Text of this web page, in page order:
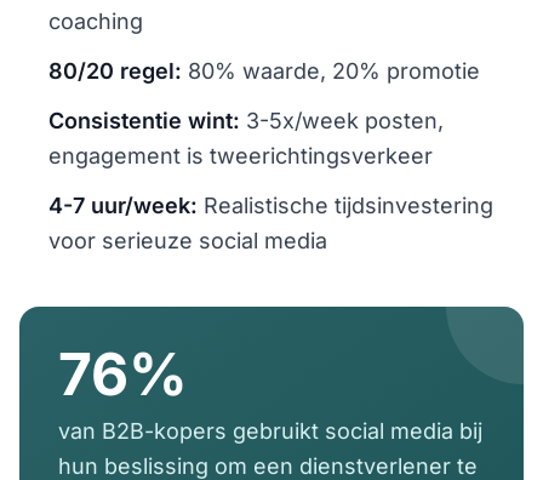
coaching
80/20 regel: 80% waarde, 20% promotie
Consistentie wint: 3-5x/week posten,
engagement is tweerichtingsverkeer
4-7 uur/week: Realistische tijdsinvestering
voor serieuze social media
76%
van B2B-kopers gebruikt social media bij
hun beslissing om een dienstverlener te